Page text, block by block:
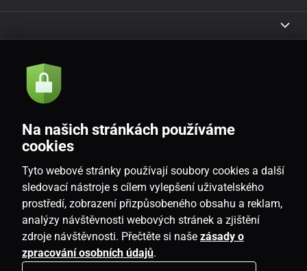
Akcie a novinky e-mailom
Souhlasím sezásadami zpracování osobních údajů
SK
Na našich stránkách používáme
cookies
Tyto webové stránky používají soubory cookies a další
sledovací nástroje s cílem vylepšení uživatelského
prostředí, zobrazení přizpůsobeného obsahu a reklam,
analýzy návštěvnosti webových stránek a zjištění
zdroje návštěvnosti. Přečtěte si naše zásady o
zpracování osobních údajů.